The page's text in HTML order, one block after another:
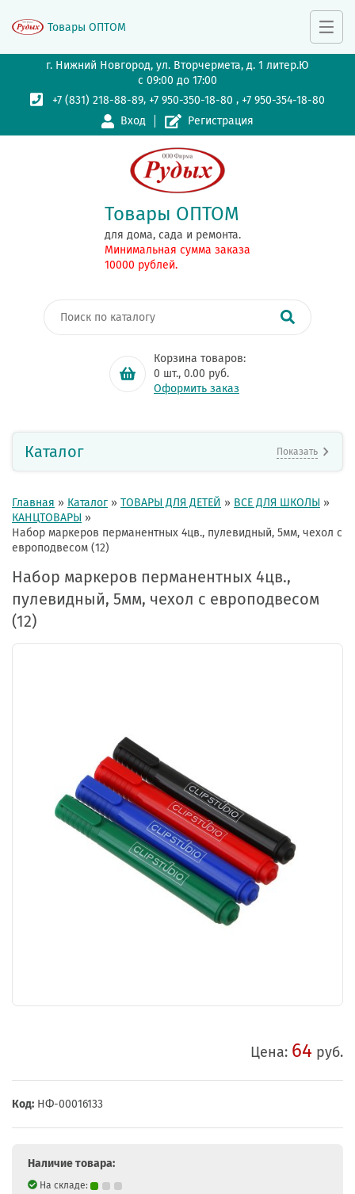
г. Нижний Новгород, ул. Вторчермета, д. 1 литер.Ю
с 09:00 до 17:00
+7 (831) 218-88-89,+7 950-350-18-80 ,+7 950-354-18-80
Вход
Регистрация
Товары ОПТОМ
для дома, сада и ремонта.
Минимальная сумма заказа
10000 рублей.
Корзина товаров:
0 шт., 0.00 руб.
Оформить заказ
Товары ОПТОМ
Каталог Показать
Главная » Каталог » ТОВАРЫ ДЛЯ ДЕТЕЙ » ВСЕ ДЛЯ ШКОЛЫ »
КАНЦТОВАРЫ »
Набор маркеров перманентных 4цв., пулевидный, 5мм, чехол с
европодвесом (12)
Набор маркеров перманентных 4цв.,
пулевидный, 5мм, чехол с европодвесом
(12)
Цена: 64 руб.
Код: НФ-00016133
Наличие товара:
На складе: